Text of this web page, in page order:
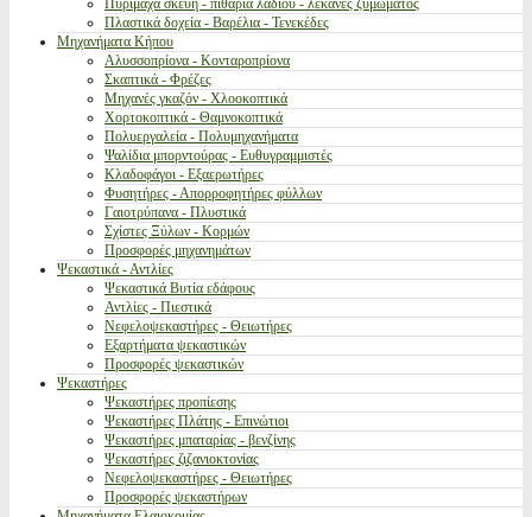
Πυρίμαχα σκεύη - πιθάρια λαδιού - λεκάνες ζυμώματος
Πλαστικά δοχεία - Βαρέλια - Τενεκέδες
Μηχανήματα Κήπου
Αλυσσοπρίονα - Κονταροπρίονα
Σκαπτικά - Φρέζες
Μηχανές γκαζόν - Χλοοκοπτικά
Χορτοκοπτικά - Θαμνοκοπτικά
Πολυεργαλεία - Πολυμηχανήματα
Ψαλίδια μπορντούρας - Ευθυγραμμιστές
Κλαδοφάγοι - Εξαερωτήρες
Φυσητήρες - Απορροφητήρες φύλλων
Γαιοτρύπανα - Πλυστικά
Σχίστες Ξύλων - Κορμών
Προσφορές μηχανημάτων
Ψεκαστικά - Αντλίες
Ψεκαστικά Βυτία εδάφους
Αντλίες - Πιεστικά
Νεφελοψεκαστήρες - Θειωτήρες
Εξαρτήματα ψεκαστικών
Προσφορές ψεκαστικών
Ψεκαστήρες
Ψεκαστήρες προπίεσης
Ψεκαστήρες Πλάτης - Επινώτιοι
Ψεκαστήρες μπαταρίας - βενζίνης
Ψεκαστήρες ζιζανιοκτονίας
Νεφελοψεκαστήρες - Θειωτήρες
Προσφορές ψεκαστήρων